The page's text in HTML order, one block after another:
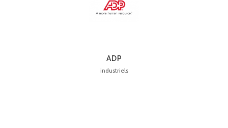
ADP
industriels